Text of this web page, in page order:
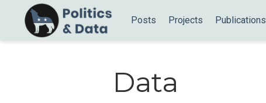
Posts Projects Publications
Data